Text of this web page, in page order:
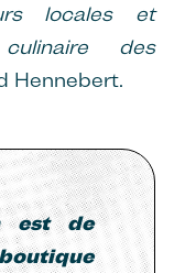
locales et
des
Hennebert.
est de